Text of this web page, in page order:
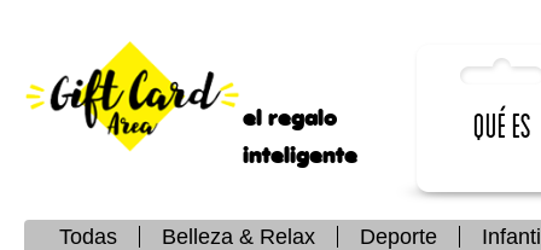
el regalo
inteligente
Qué es
Todas Belleza & Relax Deporte